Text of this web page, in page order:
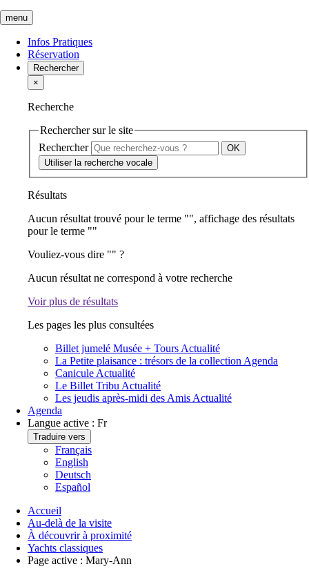
menu
Infos Pratiques
Réservation
Rechercher
×
Recherche
Rechercher sur le site
Rechercher
Utiliser la recherche vocale
Résultats
Aucun résultat trouvé pour le terme "", affichage des résultats
pour le terme ""
Vouliez-vous dire "" ?
Aucun résultat ne correspond à votre recherche
Voir plus de résultats
Les pages les plus consultées
Billet jumelé Musée + Tours Actualité
La Petite plaisance : trésors de la collection Agenda
Canicule Actualité
Le Billet Tribu Actualité
Les jeudis après-midi des Amis Actualité
Agenda
Langue active : Fr
Traduire vers
Français
English
Deutsch
Español
Accueil
Au-delà de la visite
À découvrir à proximité
Yachts classiques
Page active : Mary-Ann